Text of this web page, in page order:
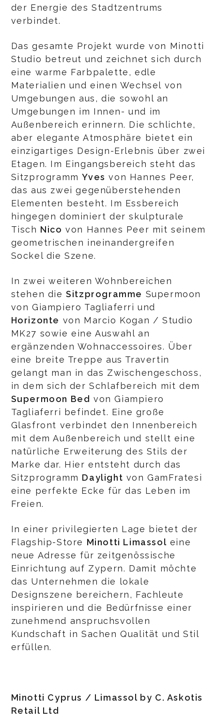
der Energie des Stadtzentrums
verbindet.
Das gesamte Projekt wurde von Minotti
Studio betreut und zeichnet sich durch
eine warme Farbpalette, edle
Materialien und einen Wechsel von
Umgebungen aus, die sowohl an
Umgebungen im Innen- und im
Außenbereich erinnern. Die schlichte,
aber elegante Atmosphäre bietet ein
einzigartiges Design-Erlebnis über zwei
Etagen. Im Eingangsbereich steht das
SitzprogrammYves von Hannes Peer,
das aus zwei gegenüberstehenden
Elementen besteht. Im Essbereich
hingegen dominiert der skulpturale
Tisch Nico von Hannes Peer mit seinem
geometrischen ineinandergreifen
Sockel die Szene.
In zwei weiteren Wohnbereichen
stehen dieSitzprogramme Supermoon
von Giampiero Tagliaferri und
Horizonte von Marcio Kogan / Studio
MK27 sowie eine Auswahl an
ergänzenden Wohnaccessoires. Über
eine breite Treppe aus Travertin
gelangt man in das Zwischengeschoss,
in dem sich der Schlafbereich mit dem
Supermoon Bed von Giampiero
Tagliaferri befindet. Eine große
Glasfront verbindet den Innenbereich
mit dem Außenbereich und stellt eine
natürliche Erweiterung des Stils der
Marke dar. Hier entsteht durch das
Sitzprogramm Daylight von GamFratesi
eine perfekte Ecke für das Leben im
Freien.
In einer privilegierten Lage bietet der
Flagship-Store Minotti Limassol eine
neue Adresse für zeitgenössische
Einrichtung auf Zypern. Damit möchte
das Unternehmen die lokale
Designszene bereichern, Fachleute
inspirieren und die Bedürfnisse einer
zunehmend anspruchsvollen
Kundschaft in Sachen Qualität und Stil
erfüllen.
Minotti Cyprus / Limassol by C. Askotis
Retail Ltd